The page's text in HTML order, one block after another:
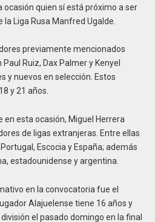
quien sí está próximo a ser
Liga Rusa Manfred Ugalde.
previamente mencionados
Ruiz, Dax Palmer y Kenyel
y nuevos en selección. Estos
y 21 años.
esta ocasión, Miguel Herrera
de ligas extranjeras. Entre ellas
Escocia y España; además
estadounidense y argentina.
en la convocatoria fue el
Alajuelense tiene 16 años y
el pasado domingo en la final